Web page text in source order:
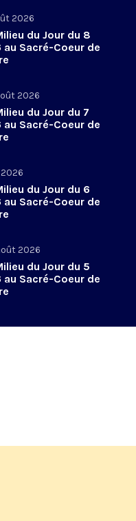
2026
du Jour du 8
Sacré-Coeur de
2026
du Jour du 7
Sacré-Coeur de
du Jour du 6
Sacré-Coeur de
2026
du Jour du 5
Sacré-Coeur de